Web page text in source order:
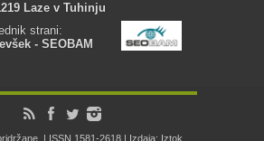
Laze v Tuhinju
strani:
- SEOBAM
| ISSN 1581-2618 | Izdaja: Iztok